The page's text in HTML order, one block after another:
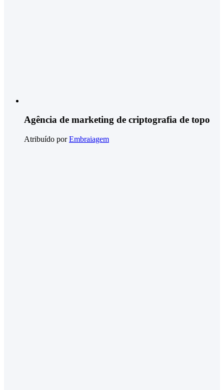
Agência de marketing de criptografia de topo
Atribuído porEmbraiagem